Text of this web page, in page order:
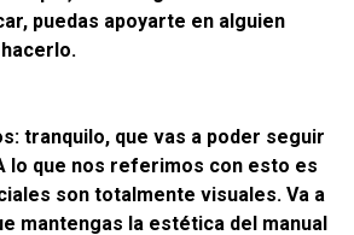
puedas apoyarte en alguien
tranquilo, que vas a poder seguir
lo que nos referimos con esto es
son totalmente visuales. Va a
mantengas la estética del manual